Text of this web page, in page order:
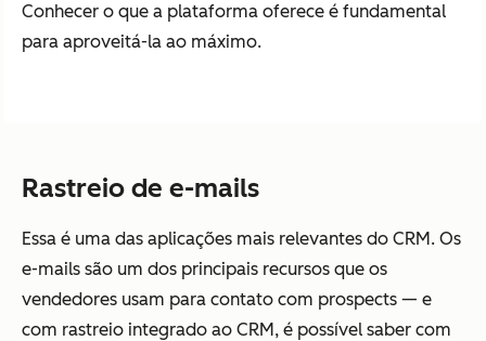
Conhecer o que a plataforma oferece é fundamental
para aproveitá-la ao máximo.
Rastreio de e-mails
Essa é uma das aplicações mais relevantes do CRM. Os
e-mails são um dos principais recursos que os
vendedores usam para contato com prospects — e
com rastreio integrado ao CRM, é possível saber com